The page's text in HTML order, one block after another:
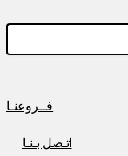
فــروعنـا
اتـصل بـنـا